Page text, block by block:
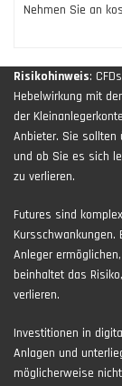
Nehmen Sie an
Risikohinweis:
Hebelwirkung mit
der
Anbieter. Sie sollten
und ob Sie es sich
zu verlieren.
Futures sind
Anleger
beinhaltet das
verlieren.
Investitionen in
Anlagen und
möglicherweise